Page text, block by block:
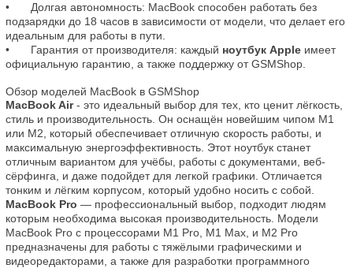
•	Долгая автономность: MacBook способен работать без
подзарядки до 18 часов в зависимости от модели, что делает его
идеальным для работы в пути.
•	Гарантия от производителя: каждый ноутбук Apple имеет
официальную гарантию, а также поддержку от GSMShop.
Обзор моделей MacBook в GSMShop
MacBook Air - это идеальный выбор для тех, кто ценит лёгкость,
стиль и производительность. Он оснащён новейшим чипом M1
или M2, который обеспечивает отличную скорость работы, и
максимальную энергоэффективность. Этот ноутбук станет
отличным вариантом для учёбы, работы с документами, веб-
сёрфинга, и даже подойдет для легкой графики. Отличается
MacBook Pro — профессиональный выбор, подходит людям
которым необходима высокая производительность. Модели
MacBook Pro с процессорами M1 Pro, M1 Max, и M2 Pro
предназначены для работы с тяжёлыми графическими и
видеоредакторами, а также для разработки программного